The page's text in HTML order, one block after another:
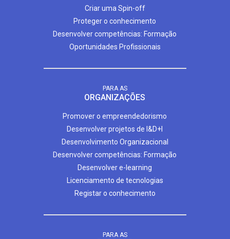
Criar uma Spin-off
Proteger o conhecimento
Desenvolver competências: Formação
Oportunidades Profissionais
PARA AS
ORGANIZAÇÕES
Promover o empreendedorismo
Desenvolver projetos de I&D+I
Desenvolvimento Organizacional
Desenvolver competências: Formação
Desenvolver e-learning
Licenciamento de tecnologias
Registar o conhecimento
PARA AS